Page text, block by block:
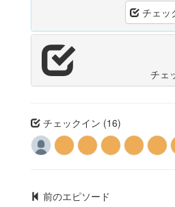
チェッ
チェ
チェックイン (16)
前のエピソード